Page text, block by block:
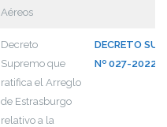
Aéreos
Decreto
Supremo que
ratifica el Arreglo
de Estrasburgo
relativo a la
DECRETO
Nº 027-2022-